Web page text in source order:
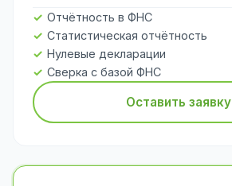
Отчётность в ФНС
Статистическая отчётность
Нулевые декларации
Сверка с базой ФНС
Оставить заявку